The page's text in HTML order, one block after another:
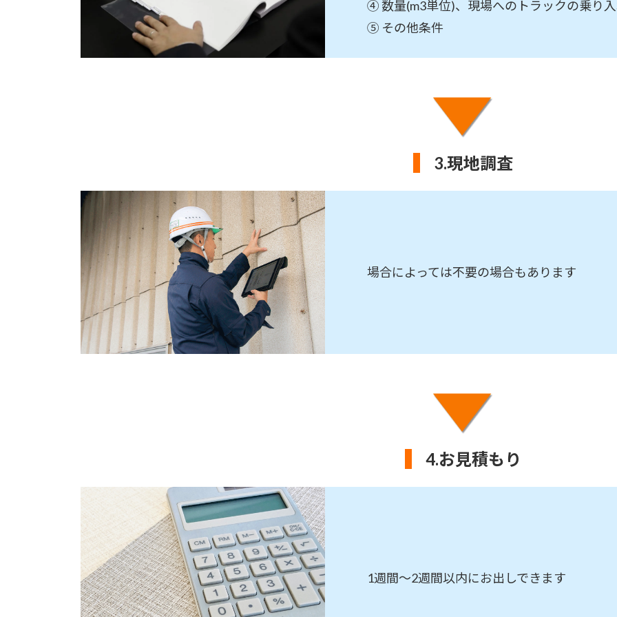
④ 数量(m3単位)、現場へのトラックの乗り
⑤ その他条件
3.現地調査
場合によっては不要の場合もあります
4.お見積もり
1週間～2週間以内にお出しできます